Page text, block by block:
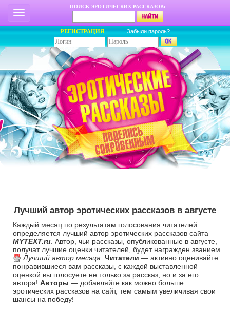
ПОИСК ЭРОТИЧЕСКИХ РАССКАЗОВ:
РЕГИСТРАЦИЯ Забыли пароль?
Лучший автор эротических рассказов в августе
Каждый месяц по результатам голосования читателей
определяется лучший автор эротических рассказов сайта
MYTEXT.ru . Автор, чьи рассказы, опубликованные в августе,
получат лучшие оценки читателей, будет награжден званием
Лучший автор месяца Читатели — активно оценивайте
понравившиеся вам рассказы, с каждой выставленной
оценкой вы голосуете не только за рассказ, но и за его
автора! Авторы — добавляйте как можно больше
эротических рассказов на сайт, тем самым увеличивая свои
шансы на победу!